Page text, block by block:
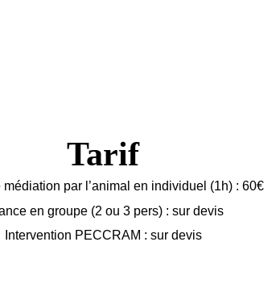
Tarif
médiation par l’animal en individuel (1h) : 60€
en groupe (2 ou 3 pers) : sur devis
Intervention PECCRAM : sur devis